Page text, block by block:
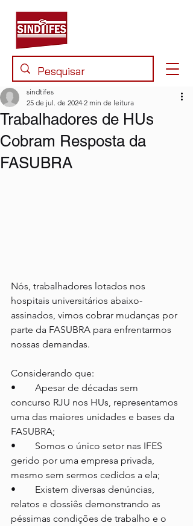
Trabalhadores de HUs
Cobram Resposta da
FASUBRA
sindtifes
25 de jul. de 2024 2 min de leitura
Nós, trabalhadores lotados nos
hospitais universitários abaixo-
assinados, vimos cobrar mudanças por
parte da FASUBRA para enfrentarmos
nossas demandas.
Considerando que:
•	Apesar de décadas sem
concurso RJU nos HUs, representamos
uma das maiores unidades e bases da
FASUBRA;
•	Somos o único setor nas IFES
gerido por uma empresa privada,
mesmo sem sermos cedidos a ela;
•	Existem diversas denúncias,
relatos e dossiês demonstrando as
péssimas condições de trabalho e o